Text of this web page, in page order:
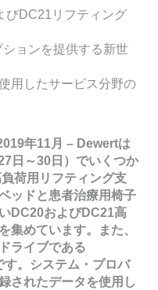
びDC21リフティング
ョンを提供する新世
用したサービス分野の
年11月 – Dewertは
日～30日）でいくつか
荷用リフティング支
ッドと患者治療用椅子
DC20およびDC21高
集めています。また、
ライブである
す。システム・プロバ
されたデータを使用し